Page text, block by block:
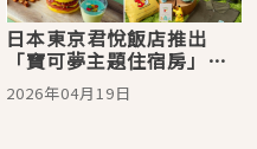
日本東京君悅飯店推出
「寶可夢主題住宿房」！
超過30隻皮卡丘陪你入住
超高級總統套房
2026年04月19日